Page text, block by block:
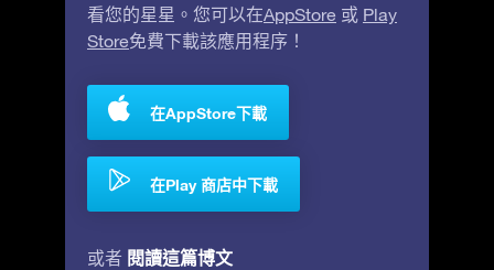
看您的星星。您可以在AppStore 或 Play
Store免費下載該應用程序！
在AppStore下載
在Play 商店中下載
或者 閱讀這篇博文